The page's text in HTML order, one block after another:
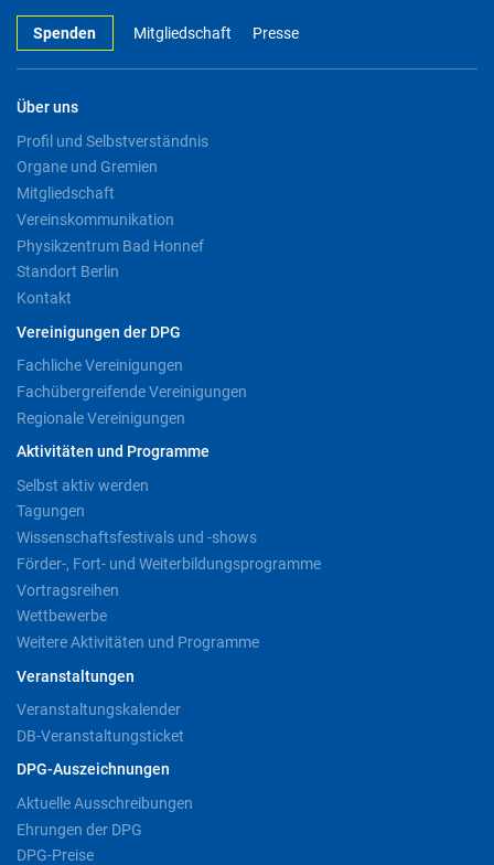
Spenden Mitgliedschaft Presse
Über uns
Profil und Selbstverständnis
Organe und Gremien
Mitgliedschaft
Vereinskommunikation
Physikzentrum Bad Honnef
Standort Berlin
Kontakt
Vereinigungen der DPG
Fachliche Vereinigungen
Fachübergreifende Vereinigungen
Regionale Vereinigungen
Aktivitäten und Programme
Selbst aktiv werden
Tagungen
Wissenschaftsfestivals und -shows
Förder-, Fort- und Weiterbildungsprogramme
Vortragsreihen
Wettbewerbe
Weitere Aktivitäten und Programme
Veranstaltungen
Veranstaltungskalender
DB-Veranstaltungsticket
DPG-Auszeichnungen
Aktuelle Ausschreibungen
Ehrungen der DPG
DPG-Preise